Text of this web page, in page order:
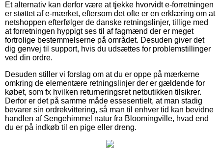
Et alternativ kan derfor være at tjekke hvorvidt e-forretningen
er støttet af e-mærket, eftersom det ofte er en erklæring om at
netshoppen efterfølger de danske retningslinjer, tillige med
at forretningen hyppigt ses til af fagmænd der er meget
fortrolige bestemmelserne på området. Desuden giver det
dig genvej til support, hvis du udsættes for problemstillinger
ved din ordre.
Desuden stiller vi forslag om at du er oppe på mærkerne
omkring de elementære retningslinjer der er gældende for
købet, som fx hvilken returneringsret netbutikken tilsikrer.
Derfor er det på samme måde essesentielt, at man stadig
bevarer sin ordrekvittering, så man til enhver tid kan bevidne
handlen af Sengehimmel natur fra Bloomingville, hvad end
du er på indkøb til en pige eller dreng.